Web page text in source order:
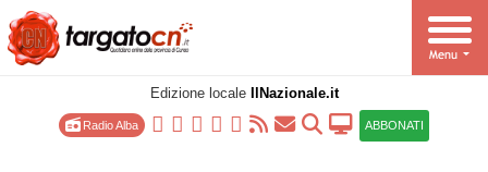
Edizione locale IlNazionale.it
Radio Alba ABBONATI